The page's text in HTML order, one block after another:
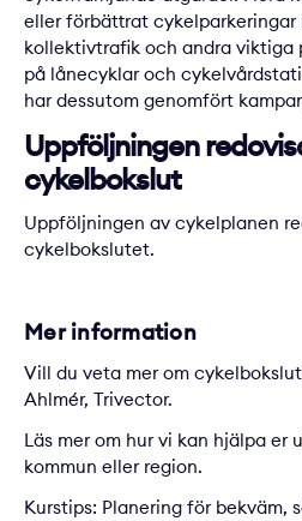
eller förbättrat
kollektivtrafik och andra viktiga
på lånecyklar och
har dessutom genomfört
Uppföljningen
cykelbokslut
Uppföljningen av cykelplanen
cykelbokslutet.
Mer information
Vill du veta mer om
Ahlmér, Trivector.
Läs mer om hur vi kan hjälpa er
kommun eller region.
Kurstips: Planering för bekväm,